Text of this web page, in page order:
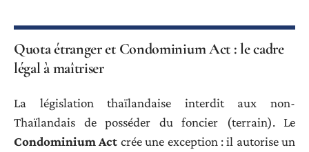
Quota étranger et Condominium Act : le cadre
légal à maîtriser
La législation thaïlandaise interdit aux non-
Thaïlandais de posséder du foncier (terrain). Le
Condominium Act crée une exception : il autorise un